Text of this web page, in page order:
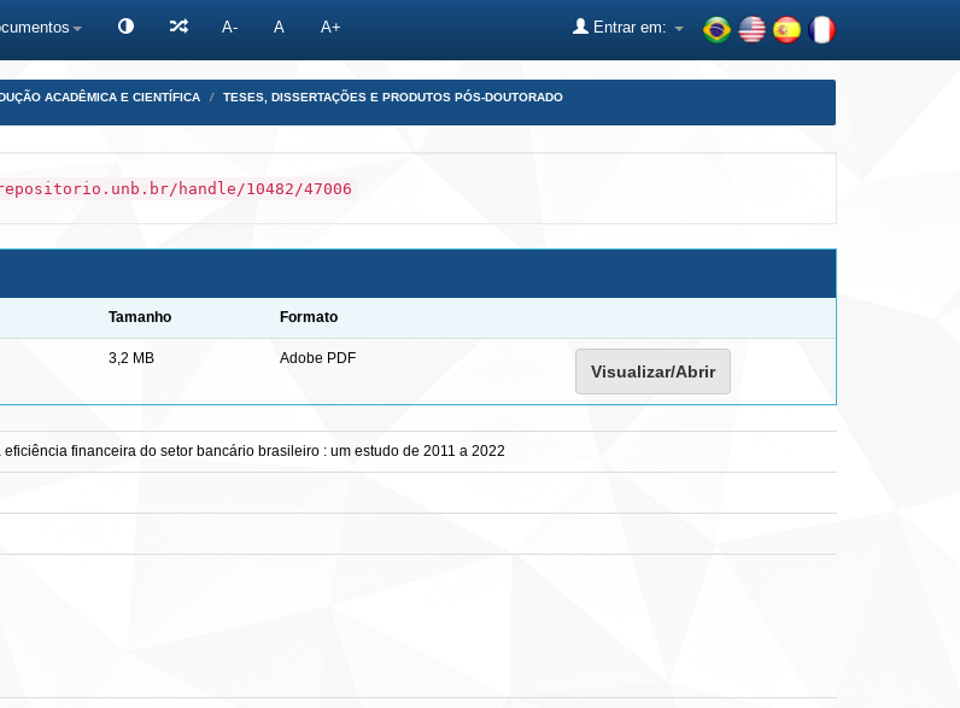
A- A A+ Entrar em:
ACADÊMICA E CIENTÍFICA TESES, DISSERTAÇÕES E PRODUTOS PÓS-DOUTORADO
handle/10482/47006
Tamanho Formato
3,2 MB Adobe PDF
Visualizar/Abrir
financeira do setor bancário brasileiro : um estudo de 2011 a 2022